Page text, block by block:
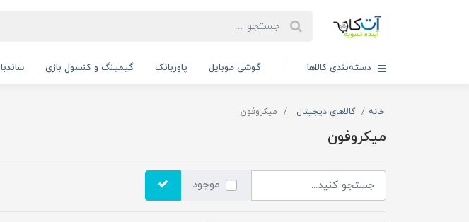
دسته‌بندی کالاها گوشی موبایل پاوربانک گیمینگ و کنسول بازی
خانه کالاهای دیجیتال میکروفون
میکروفون
موجود